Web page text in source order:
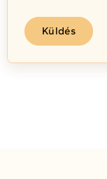
Küldés